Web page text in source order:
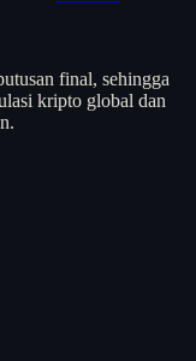
final, sehingga
kripto global dan